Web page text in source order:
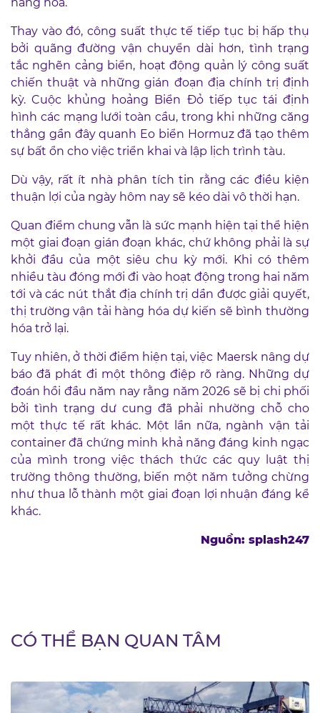
Thay vào đó, công suất thực tế tiếp tục bị hấp thụ
bởi quãng đường vận chuyển dài hơn, tình trạng
tắc nghẽn cảng biển, hoạt động quản lý công suất
chiến thuật và những gián đoạn địa chính trị định
kỳ. Cuộc khủng hoảng Biển Đỏ tiếp tục tái định
hình các mạng lưới toàn cầu, trong khi những căng
thẳng gần đây quanh Eo biển Hormuz đã tạo thêm
sự bất ổn cho việc triển khai và lập lịch trình tàu.
Dù vậy, rất ít nhà phân tích tin rằng các điều kiện
thuận lợi của ngày hôm nay sẽ kéo dài vô thời hạn.
Quan điểm chung vẫn là sức mạnh hiện tại thể hiện
một giai đoạn gián đoạn khác, chứ không phải là sự
khởi đầu của một siêu chu kỳ mới. Khi có thêm
nhiều tàu đóng mới đi vào hoạt động trong hai năm
tới và các nút thắt địa chính trị dần được giải quyết,
thị trường vận tải hàng hóa dự kiến sẽ bình thường
hóa trở lại.
Tuy nhiên, ở thời điểm hiện tại, việc Maersk nâng dự
báo đã phát đi một thông điệp rõ ràng. Những dự
đoán hồi đầu năm nay rằng năm 2026 sẽ bị chi phối
bởi tình trạng dư cung đã phải nhường chỗ cho
một thực tế rất khác. Một lần nữa, ngành vận tải
container đã chứng minh khả năng đáng kinh ngạc
của mình trong việc thách thức các quy luật thị
trường thông thường, biến một năm tưởng chừng
như thua lỗ thành một giai đoạn lợi nhuận đáng kể
khác.
Nguồn: splash247
CÓ THỂ BẠN QUAN TÂM